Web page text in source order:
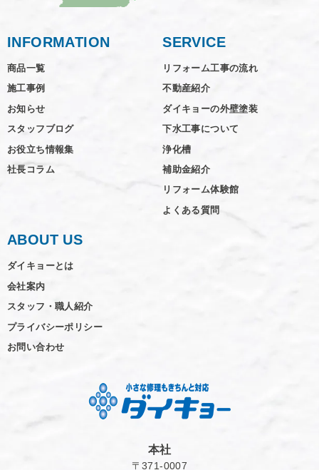
INFORMATION
商品一覧
施工事例
お知らせ
スタッフブログ
お役立ち情報集
社長コラム
SERVICE
リフォーム工事の流れ
不動産紹介
ダイキョーの外壁塗装
下水工事について
浄化槽
補助金紹介
リフォーム体験館
よくある質問
ABOUT US
ダイキョーとは
会社案内
スタッフ・職人紹介
プライバシーポリシー
お問い合わせ
本社
〒371-0007